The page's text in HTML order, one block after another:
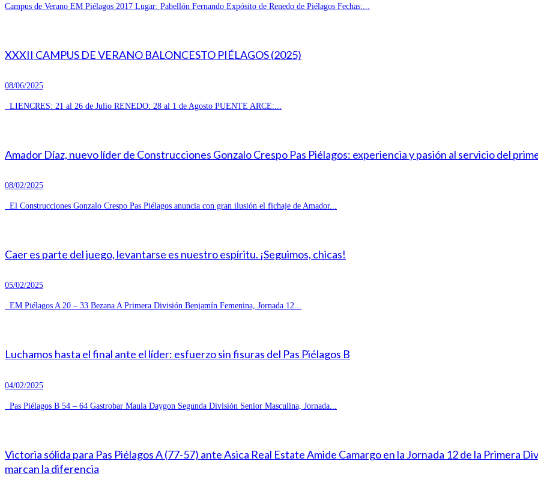
Campus de Verano EM Piélagos 2017 Lugar: Pabellón Fernando Expósito de Renedo de Piélagos Fechas:...
XXXII CAMPUS DE VERANO BALONCESTO PIÉLAGOS (2025)
08/06/2025
LIENCRES: 21 al 26 de Julio RENEDO: 28 al 1 de Agosto PUENTE ARCE:...
Amador Díaz, nuevo líder de Construcciones Gonzalo Crespo Pas Piélagos: experiencia y pasión al servicio del
08/02/2025
El Construcciones Gonzalo Crespo Pas Piélagos anuncia con gran ilusión el fichaje de Amador...
Caer es parte del juego, levantarse es nuestro espíritu. ¡Seguimos, chicas!
05/02/2025
EM Piélagos A 20 – 33 Bezana A Primera División Benjamín Femenina, Jornada 12...
Luchamos hasta el final ante el líder: esfuerzo sin fisuras del Pas Piélagos B
04/02/2025
Pas Piélagos B 54 – 64 Gastrobar Maula Daygon Segunda División Senior Masculina, Jornada...
Victoria sólida para Pas Piélagos A (77-57) ante Asica Real Estate Amide Camargo en la Jornada 12 de la Primera
marcan la diferencia